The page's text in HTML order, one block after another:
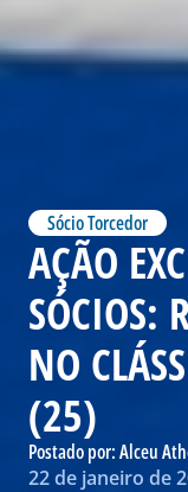
Sócio Torcedor
AÇÃO
SÓCIOS:
NO
(25)
Postado por:Alceu
22 de janeiro de